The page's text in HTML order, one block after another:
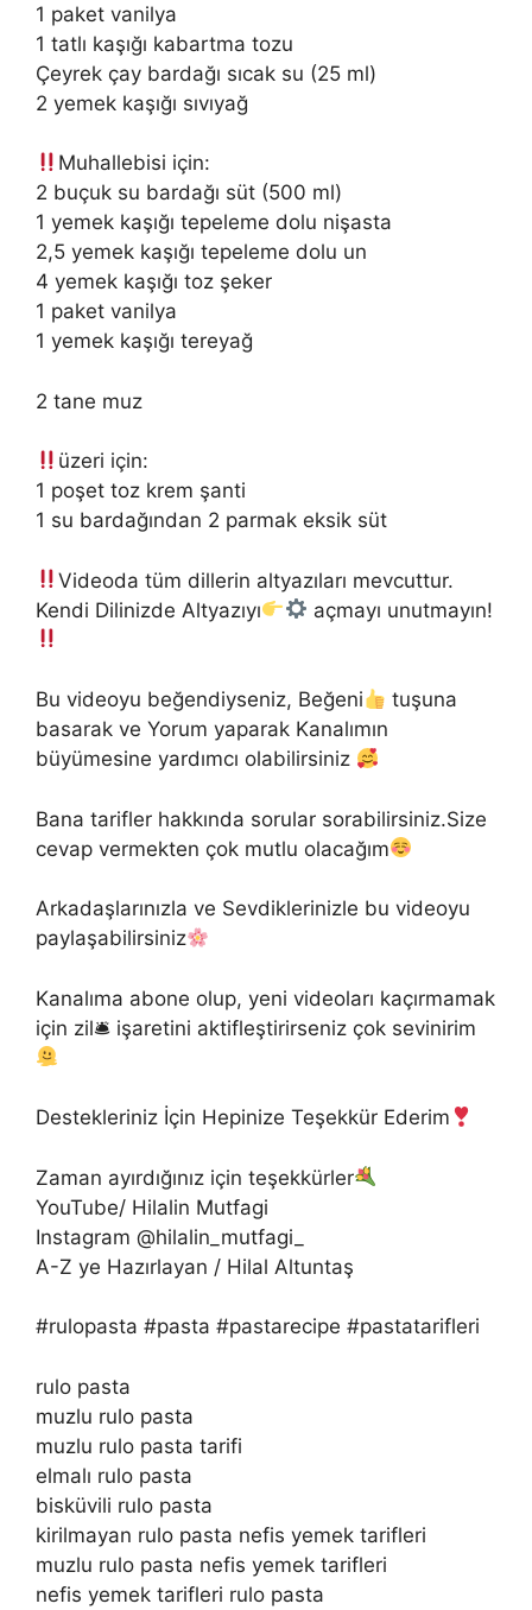
1 paket vanilya
1 tatlı kaşığı kabartma tozu
Çeyrek çay bardağı sıcak su (25 ml)
2 yemek kaşığı sıvıyağ
Muhallebisi için:
2 buçuk su bardağı süt (500 ml)
1 yemek kaşığı tepeleme dolu nişasta
2,5 yemek kaşığı tepeleme dolu un
4 yemek kaşığı toz şeker
1 paket vanilya
1 yemek kaşığı tereyağ
2 tane muz
üzeri için:
1 poşet toz krem şanti
1 su bardağından 2 parmak eksik süt
Videoda tüm dillerin altyazıları mevcuttur.
Kendi Dilinizde Altyazıyı
açmayı unutmayın!
Bu videoyu beğendiyseniz, Beğeni
tuşuna
basarak ve Yorum yaparak Kanalımın
büyümesine yardımcı olabilirsiniz
Bana tarifler hakkında sorular sorabilirsiniz.Size
cevap vermekten çok mutlu olacağım
Arkadaşlarınızla ve Sevdiklerinizle bu videoyu
paylaşabilirsiniz
Kanalıma abone olup, yeni videoları kaçırmamak
için zil🛎 işaretini aktifleştirirseniz çok sevinirim
Destekleriniz İçin Hepinize Teşekkür Ederim
Zaman ayırdığınız için teşekkürler
YouTube/ Hilalin Mutfagi
Instagram @hilalin_mutfagi_
A-Z ye Hazırlayan / Hilal Altuntaş
#rulopasta #pasta #pastarecipe #pastatarifleri
rulo pasta
muzlu rulo pasta
muzlu rulo pasta tarifi
elmalı rulo pasta
bisküvili rulo pasta
kirilmayan rulo pasta nefis yemek tarifleri
muzlu rulo pasta nefis yemek tarifleri
nefis yemek tarifleri rulo pasta